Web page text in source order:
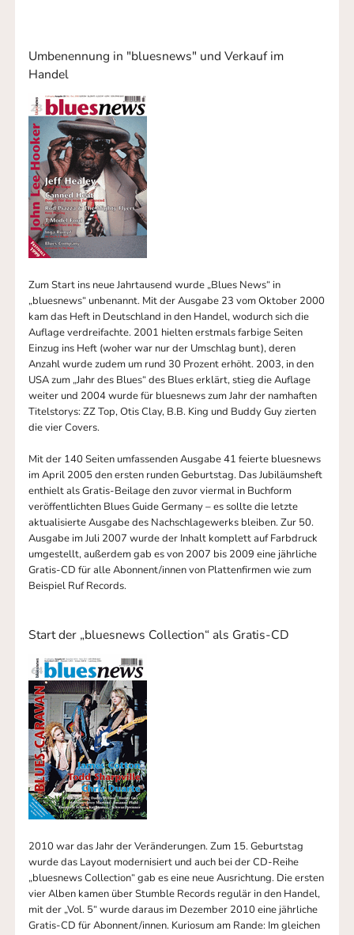
Umbenennung in "bluesnews" und Verkauf im
Handel
Zum Start ins neue Jahrtausend wurde „Blues News“ in
„bluesnews“ unbenannt. Mit der Ausgabe 23 vom Oktober 2000
kam das Heft in Deutschland in den Handel, wodurch sich die
Auflage verdreifachte. 2001 hielten erstmals farbige Seiten
Einzug ins Heft (woher war nur der Umschlag bunt), deren
Anzahl wurde zudem um rund 30 Prozent erhöht. 2003, in den
USA zum „Jahr des Blues“ des Blues erklärt, stieg die Auflage
weiter und 2004 wurde für bluesnews zum Jahr der namhaften
Titelstorys: ZZ Top, Otis Clay, B.B. King und Buddy Guy zierten
die vier Covers.
Mit der 140 Seiten umfassenden Ausgabe 41 feierte bluesnews
im April 2005 den ersten runden Geburtstag. Das Jubiläumsheft
enthielt als Gratis-Beilage den zuvor viermal in Buchform
veröffentlichten Blues Guide Germany – es sollte die letzte
aktualisierte Ausgabe des Nachschlagewerks bleiben. Zur 50.
Ausgabe im Juli 2007 wurde der Inhalt komplett auf Farbdruck
umgestellt, außerdem gab es von 2007 bis 2009 eine jährliche
Gratis-CD für alle Abonnent/innen von Plattenfirmen wie zum
Beispiel Ruf Records.
Start der „bluesnews Collection“ als Gratis-CD
2010 war das Jahr der Veränderungen. Zum 15. Geburtstag
wurde das Layout modernisiert und auch bei der CD-Reihe
„bluesnews Collection“ gab es eine neue Ausrichtung. Die ersten
vier Alben kamen über Stumble Records regulär in den Handel,
mit der „Vol. 5“ wurde daraus im Dezember 2010 eine jährliche
Gratis-CD für Abonnent/innen. Kuriosum am Rande: Im gleichen